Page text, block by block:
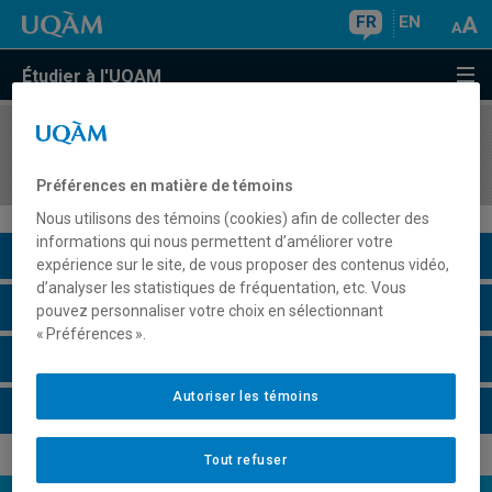
FR EN
Étudier à l'UQAM
COURS//
Description du cours
Horaire - Été 2026
Préférences en matière de témoins
Nous utilisons des témoins (cookies) afin de collecter des
informations qui nous permettent d’améliorer votre
expérience sur le site, de vous proposer des contenus vidéo,
d’analyser les statistiques de fréquentation, etc. Vous
pouvez personnaliser votre choix en sélectionnant
« Préférences ».
Tout refuser
Autoriser les témoins